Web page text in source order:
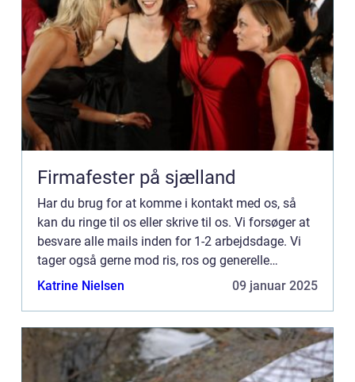
Firmafester på sjælland
Har du brug for at komme i kontakt med os, så
kan du ringe til os eller skrive til os. Vi forsøger at
besvare alle mails inden for 1-2 arbejdsdage. Vi
tager også gerne mod ris, ros og generelle
kommentarer til vores side.
Katrine Nielsen 09 januar 2025